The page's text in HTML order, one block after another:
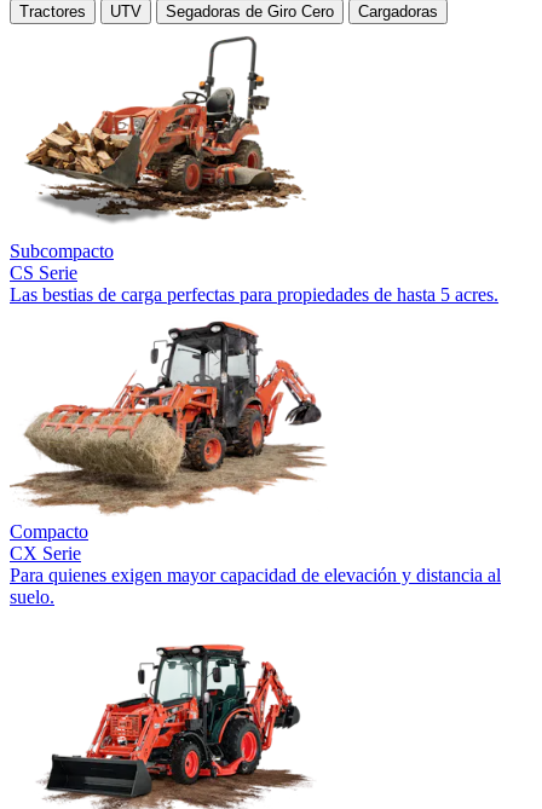
Tractores UTV Segadoras de Giro Cero Cargadoras
Subcompacto
CS Serie
Las bestias de carga perfectas para propiedades de hasta 5 acres.
Compacto
CX Serie
Para quienes exigen mayor capacidad de elevación y distancia al
suelo.